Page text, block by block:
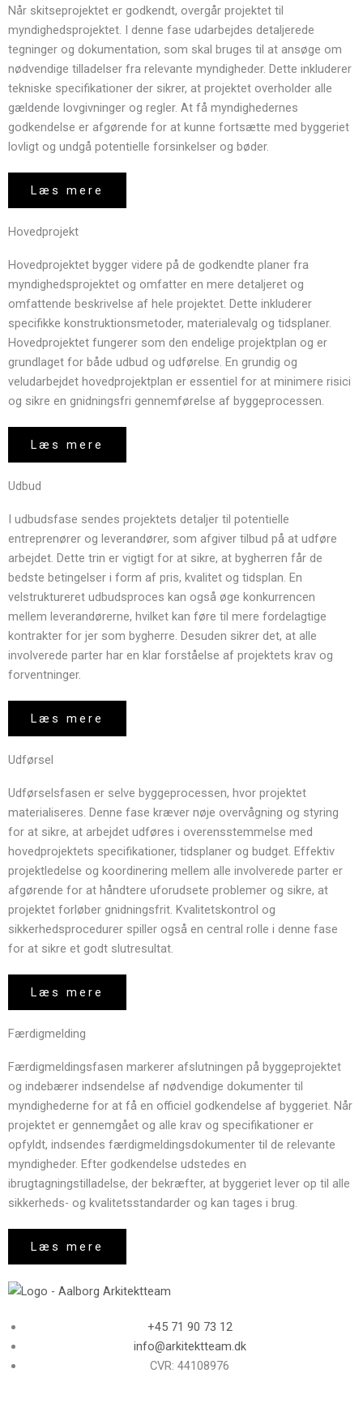
Når skitseprojektet er godkendt, overgår projektet til
myndighedsprojektet. I denne fase udarbejdes detaljerede
tegninger og dokumentation, som skal bruges til at ansøge om
nødvendige tilladelser fra relevante myndigheder. Dette inkluderer
tekniske specifikationer der sikrer, at projektet overholder alle
gældende lovgivninger og regler. At få myndighedernes
godkendelse er afgørende for at kunne fortsætte med byggeriet
lovligt og undgå potentielle forsinkelser og bøder.
Læs mere
Hovedprojekt
Hovedprojektet bygger videre på de godkendte planer fra
myndighedsprojektet og omfatter en mere detaljeret og
omfattende beskrivelse af hele projektet. Dette inkluderer
specifikke konstruktionsmetoder, materialevalg og tidsplaner.
Hovedprojektet fungerer som den endelige projektplan og er
grundlaget for både udbud og udførelse. En grundig og
veludarbejdet hovedprojektplan er essentiel for at minimere risici
og sikre en gnidningsfri gennemførelse af byggeprocessen.
Læs mere
Udbud
I udbudsfase sendes projektets detaljer til potentielle
entreprenører og leverandører, som afgiver tilbud på at udføre
arbejdet. Dette trin er vigtigt for at sikre, at bygherren får de
bedste betingelser i form af pris, kvalitet og tidsplan. En
velstruktureret udbudsproces kan også øge konkurrencen
mellem leverandørerne, hvilket kan føre til mere fordelagtige
kontrakter for jer som bygherre. Desuden sikrer det, at alle
involverede parter har en klar forståelse af projektets krav og
forventninger.
Læs mere
Udførsel
Udførselsfasen er selve byggeprocessen, hvor projektet
materialiseres. Denne fase kræver nøje overvågning og styring
for at sikre, at arbejdet udføres i overensstemmelse med
hovedprojektets specifikationer, tidsplaner og budget. Effektiv
projektledelse og koordinering mellem alle involverede parter er
afgørende for at håndtere uforudsete problemer og sikre, at
projektet forløber gnidningsfrit. Kvalitetskontrol og
sikkerhedsprocedurer spiller også en central rolle i denne fase
for at sikre et godt slutresultat.
Læs mere
Færdigmelding
Færdigmeldingsfasen markerer afslutningen på byggeprojektet
og indebærer indsendelse af nødvendige dokumenter til
myndighederne for at få en officiel godkendelse af byggeriet. Når
projektet er gennemgået og alle krav og specifikationer er
opfyldt, indsendes færdigmeldingsdokumenter til de relevante
myndigheder. Efter godkendelse udstedes en
ibrugtagningstilladelse, der bekræfter, at byggeriet lever op til alle
sikkerheds- og kvalitetsstandarder og kan tages i brug.
Læs mere
+45 71 90 73 12
info@arkitektteam.dk
CVR: 44108976